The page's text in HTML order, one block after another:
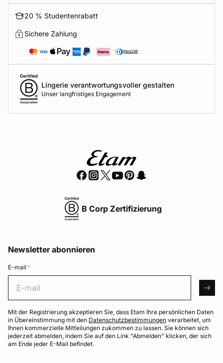
20 % Studentenrabatt
Sichere Zahlung
Lingerie verantwortungsvoller gestalten
Unser langfristiges Engagement
B Corp Zertifizierung
Newsletter abonnieren
E-mail *
Mit der Registrierung akzeptieren Sie, dass Etam Ihre persönlichen Daten
in Übereinstimmung mit den Datenschutzbestimmungen verarbeitet, um
Ihnen kommerzielle Mitteilungen zukommen zu lassen. Sie können sich
jederzeit abmelden, indem Sie auf den Link "Abmelden" klicken, der sich
am Ende jeder E-Mail befindet.